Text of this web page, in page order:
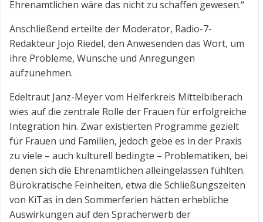
Ehrenamtlichen wäre das nicht zu schaffen gewesen.“
Anschließend erteilte der Moderator, Radio-7-
Redakteur Jojo Riedel, den Anwesenden das Wort, um
ihre Probleme, Wünsche und Anregungen
aufzunehmen.
Edeltraut Janz-Meyer vom Helferkreis Mittelbiberach
wies auf die zentrale Rolle der Frauen für erfolgreiche
Integration hin. Zwar existierten Programme gezielt
für Frauen und Familien, jedoch gebe es in der Praxis
zu viele – auch kulturell bedingte – Problematiken, bei
denen sich die Ehrenamtlichen alleingelassen fühlten.
Bürokratische Feinheiten, etwa die Schließungszeiten
von KiTas in den Sommerferien hätten erhebliche
Auswirkungen auf den Spracherwerb der